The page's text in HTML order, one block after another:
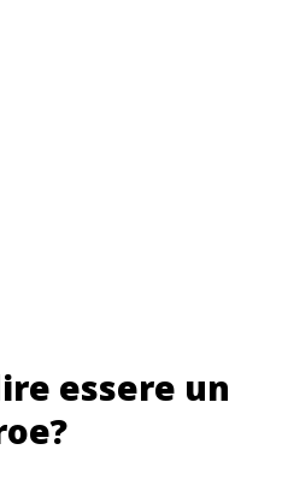
essere un